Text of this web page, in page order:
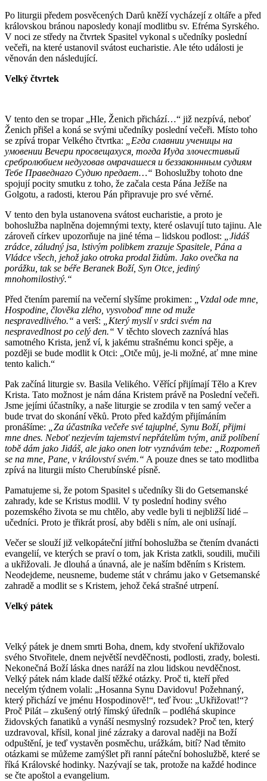
Po liturgii předem posvěcených Darů kněží vycházejí z oltáře a před
královskou bránou naposledy konají modlitbu sv. Efréma Syrského.
V noci ze středy na čtvrtek Spasitel vykonal s učedníky poslední
večeři, na které ustanovil svátost eucharistie. Ale této události je
věnován den následující.
Velký čtvrtek
V tento den se tropar „Hle, Ženich přichází…“ již nezpívá, neboť
Ženich přišel a koná se svými učedníky poslední večeři. Místo toho
se zpívá tropar Velkého čtvrtka:
Егда славнии ученицы на
умовении Вечери просвещахуся, тогда Иуда злочестивый
сребролюбием недуговав омрачашеся и беззаконнным судиям
Тебе Праведнаго Судию предает…“ Bohoslužby tohoto dne
spojují pocity smutku z toho, že začala cesta Pána Ježíše na
Golgotu, a radosti, kterou Pán připravuje pro své věrné.
V tento den byla ustanovena svátost eucharistie, a proto je
bohoslužba naplněna dojemnými texty, které oslavují tuto tajinu. Ale
zároveň církev upozorňuje na jiné téma – lidskou podlost:
„Jidáš
zrádce, záludný jsa, lstivým polibkem zrazuje Spasitele, Pána a
Vládce všech, jehož jako otroka prodal židům. Jako ovečka na
porážku, tak se béře Beranek Boží, Syn Otce, jediný
mnohomilostivý.“
Před čtením paremií na večerní slyšíme prokimen:
„Vzdal ode mne,
Hospodine, člověka zlého, vysvoboď mne od muže
nespravedlivého.“ a verš:
„Který myslí v srdci svém na
nespravedlnost po celý den.“ V těchto slovech zaznívá hlas
samotného Krista, jenž ví, k jakému strašnému konci spěje, a
později se bude modlit k Otci: „Otče můj, je-li možné, ať mne mine
tento kalich.“
Pak začíná liturgie sv. Basila Velikého. Věřící přijímají Tělo a Krev
Krista. Tato možnost je nám dána Kristem právě na Poslední večeři.
Jsme jejími účastníky, a naše liturgie se zrodila v ten samý večer a
bude trvat do skonání věků. Proto před každým přijímáním
pronášíme:
„Za účastníka večeře své tajuplné, Synu Boží, přijmi
mne dnes. Neboť nezjevím tajemství nepřátelům tvým, aniž políbení
tobě dám jako Jidáš, ale jako onen lotr vyznávám tebe: „Rozpomeň
se na mne, Pane, v království svém.“ A pouze dnes se tato modlitba
zpívá na liturgii místo Cherubínské písně.
Pamatujeme si, že potom Spasitel s učedníky šli do Getsemanské
zahrady, kde se Kristus modlil. V ty poslední hodiny svého
pozemského života se mu chtělo, aby vedle byli ti nejbližší lidé –
učedníci. Proto je třikrát prosí, aby bděli s ním, ale oni usínají.
Večer se slouží již velkopáteční jitřní bohoslužba se čtením dvanácti
evangelií, ve kterých se praví o tom, jak Krista zatkli, soudili, mučili
a ukřižovali. Je dlouhá a únavná, ale je naším bděním s Kristem.
Neodejdeme, neusneme, budeme stát v chrámu jako v Getsemanské
zahradě a modlit se s Kristem, jehož čeká strašné utrpení.
Velký pátek
Velký pátek je dnem smrti Boha, dnem, kdy stvoření ukřižovalo
svého Stvořitele, dnem největší nevděčnosti, podlosti, zrady, bolesti.
Nekonečná Boží láska dnes naráží na zlou lidskou nevděčnost.
Velký pátek nám klade další těžké otázky. Proč ti, kteří před
necelým týdnem volali: „Hosanna Synu Davidovu! Požehnaný,
který přichází ve jménu Hospodinově!“, teď řvou: „Ukřižovat!“?
Proč Pilát – zkušený otrlý římský úředník – podléhá skupince
židovských fanatiků a vynáší nesmyslný rozsudek? Proč ten, který
uzdravoval, křísil, konal jiné zázraky a daroval naději na Boží
odpuštění, je teď vystavěn posměchu, urážkám, bití? Nad těmito
otázkami se můžeme zamýšlet při ranní páteční bohoslužbě, které se
říká Královské hodinky. Nazývají se tak, protože na každé hodince
se čte apoštol a evangelium.